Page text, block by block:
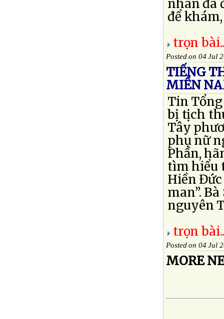
nhân đã
để
trọn
Posted on 04 Jul
TIẾNG
MIỀN
Tin
bị tịch
Tây
phụ nữ
Phần,
tìm hiểu
Hiền Đức
man”.
nguyên
trọn
Posted on 04 Jul
MORE